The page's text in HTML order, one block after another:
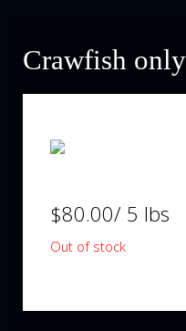
Crawfish
$80.00/ 5 lbs
Out of stock